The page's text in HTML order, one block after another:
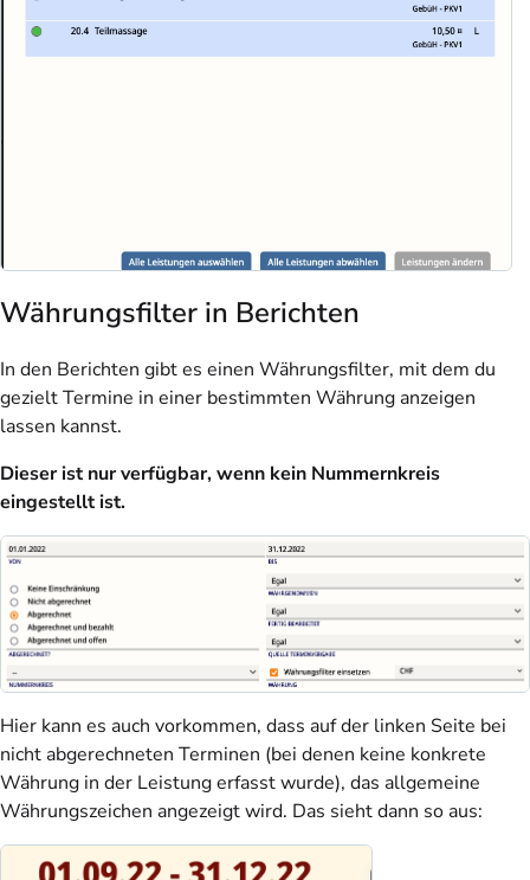
Währungsfilter in Berichten
In den Berichten gibt es einen Währungsfilter, mit dem du
gezielt Termine in einer bestimmten Währung anzeigen
lassen kannst.
Dieser ist nur verfügbar, wenn kein Nummernkreis
eingestellt ist.
Hier kann es auch vorkommen, dass auf der linken Seite bei
nicht abgerechneten Terminen (bei denen keine konkrete
Währung in der Leistung erfasst wurde), das allgemeine
Währungszeichen angezeigt wird. Das sieht dann so aus: